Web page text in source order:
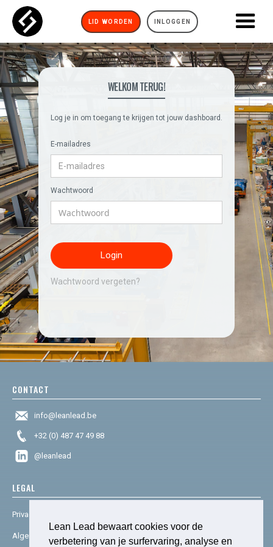
Lean Lead bewaart cookies voor de
verbetering van je surfervaring, analyse en
LID WORDEN INLOGGEN
WELKOM TERUG!
Log je in om toegang te krijgen tot jouw dashboard.
E-mailadres
Wachtwoord
Wachtwoord vergeten?
CONTACT
info@leanlead.be
+32 (0) 487 47 49 88
@leanlead
LEGAL
Privacy & cookies
Algemene voorwaarden